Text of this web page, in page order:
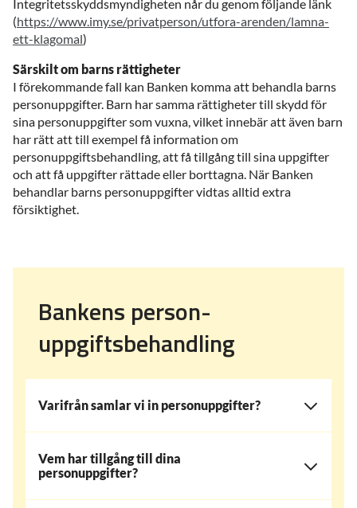
Integritetsskyddsmyndigheten når du genom följande länk
(https://www.imy.se/privatperson/utfora-arenden/lamna-
ett-klagomal)
Särskilt om barns rättigheter
I förekommande fall kan Banken komma att behandla barns
personuppgifter. Barn har samma rättigheter till skydd för
sina personuppgifter som vuxna, vilket innebär att även barn
har rätt att till exempel få information om
personuppgiftsbehandling, att få tillgång till sina uppgifter
och att få uppgifter rättade eller borttagna. När Banken
behandlar barns personuppgifter vidtas alltid extra
försiktighet.
Bankens person-
uppgiftsbehandling
Varifrån samlar vi in personuppgifter?
Vem har tillgång till dina
personuppgifter?